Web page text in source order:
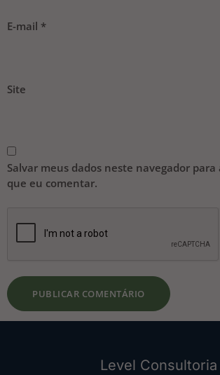
E-mail *
Site
Salvar meus dados neste navegador para
que eu comentar.
Level Consultoria